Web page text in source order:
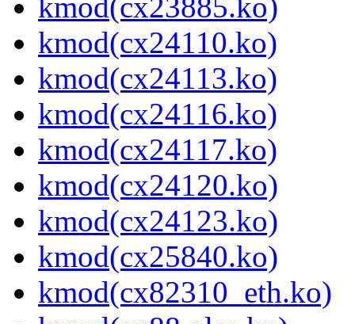
kmod(cx24110.ko)
kmod(cx24113.ko)
kmod(cx24116.ko)
kmod(cx24117.ko)
kmod(cx24120.ko)
kmod(cx24123.ko)
kmod(cx25840.ko)
kmod(cx82310_eth.ko)